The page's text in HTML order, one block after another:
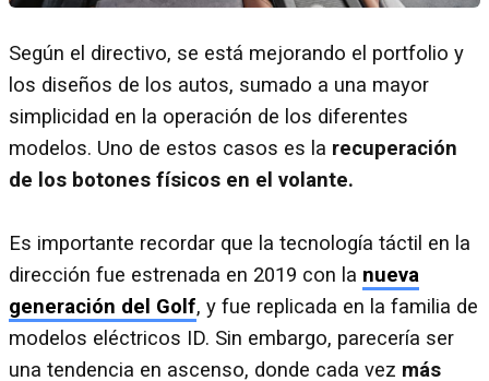
Según el directivo, se está mejorando el portfolio y
los diseños de los autos, sumado a una mayor
simplicidad en la operación de los diferentes
modelos. Uno de estos casos es la recuperación
de los botones físicos en el volante.
Es importante recordar que la tecnología táctil en la
dirección fue estrenada en 2019 con la nueva
generación del Golf, y fue replicada en la familia de
modelos eléctricos ID. Sin embargo, parecería ser
una tendencia en ascenso, donde cada vez más